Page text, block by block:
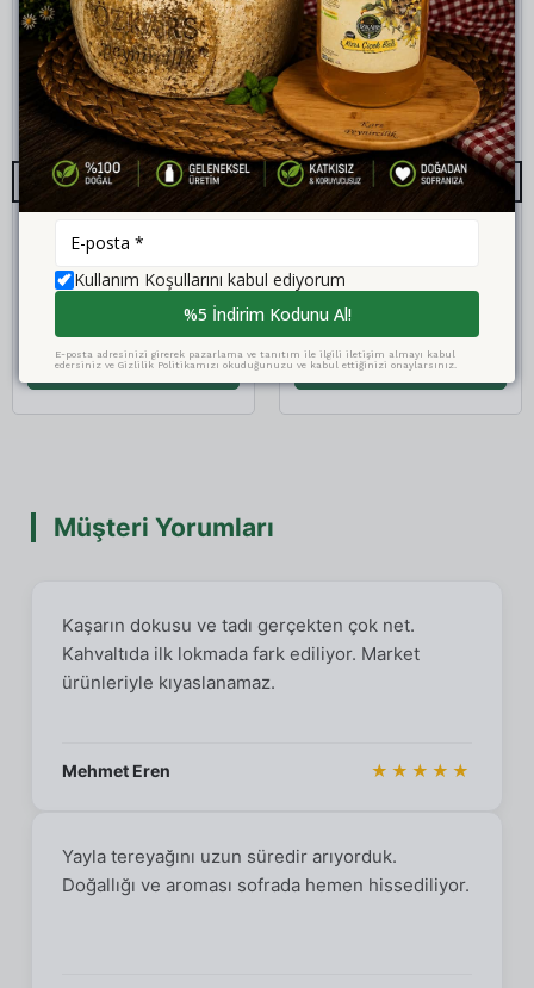
₺ 416.00
SEPETE EKLE
₺ 400.00
SEPETE EKLE
Müşteri Yorumları
Kaşarın dokusu ve tadı gerçekten çok net.
Kahvaltıda ilk lokmada fark ediliyor. Market
ürünleriyle kıyaslanamaz.
Mehmet Eren ★★★★★
Yayla tereyağını uzun süredir arıyorduk.
Doğallığı ve aroması sofrada hemen hissediliyor.
Kullanım Koşullarını kabul ediyorum
%5 İndirim Kodunu Al!
E-posta adresinizi girerek pazarlama ve tanıtım ile ilgili iletişim almayı kabul
edersiniz ve Gizlilik Politikamızı okuduğunuzu ve kabul ettiğinizi onaylarsınız.